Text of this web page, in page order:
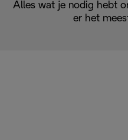
Alles wat je nodig hebt
er het